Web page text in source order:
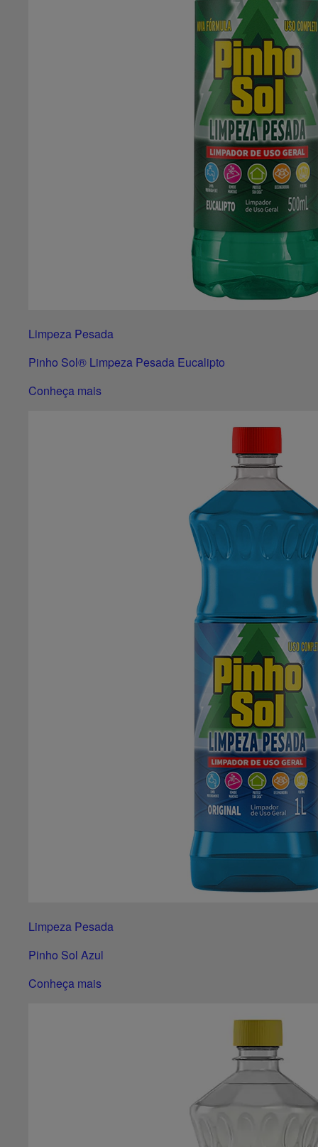
Limpeza Pesada
Pinho Sol® Limpeza Pesada Eucalipto
Conheça mais
Limpeza Pesada
Pinho Sol Azul
Conheça mais